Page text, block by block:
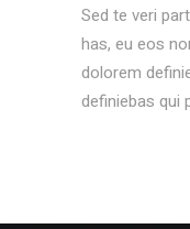
Sed te veri
has, eu eos
dolorem
definiebas qui